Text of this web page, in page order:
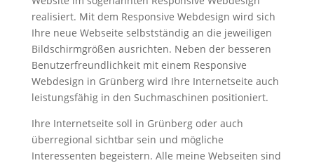
realisiert. Mit dem Responsive Webdesign wird sich
Ihre neue Webseite selbstständig an die jeweiligen
Bildschirmgrößen ausrichten. Neben der besseren
Benutzerfreundlichkeit mit einem Responsive
Webdesign in Grünberg wird Ihre Internetseite auch
leistungsfähig in den Suchmaschinen positioniert.
Ihre Internetseite soll in Grünberg oder auch
überregional sichtbar sein und mögliche
Interessenten begeistern. Alle meine Webseiten sind